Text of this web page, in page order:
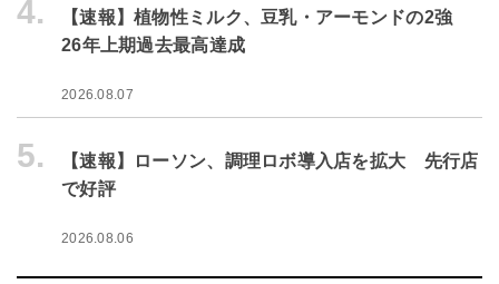
4.
【速報】植物性ミルク、豆乳・アーモンドの2強
26年上期過去最高達成
2026.08.07
5.
【速報】ローソン、調理ロボ導入店を拡大 先行店
で好評
2026.08.06